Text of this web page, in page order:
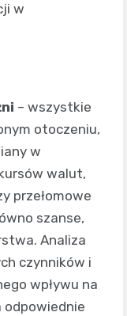
w
– wszystkie
otoczeniu,
w
walut,
przełomowe
szanse,
Analiza
czynników i
wpływu na
odpowiednie